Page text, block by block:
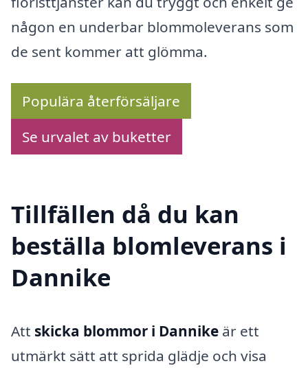
någon en underbar blommoleverans som
de sent kommer att glömma.
Populära återförsäljare
Se urvalet av buketter
Tillfällen då du kan
beställa blomleverans i
Dannike
Att skicka blommor i Dannike är ett
utmärkt sätt att sprida glädje och visa